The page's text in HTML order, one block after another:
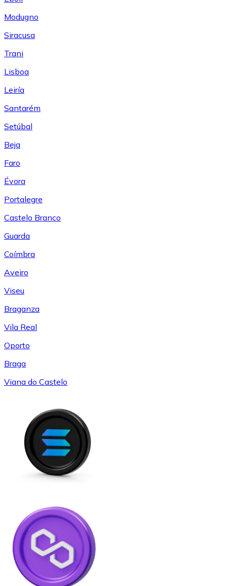
Modugno
Siracusa
Trani
Lisboa
Leiría
Santarém
Setúbal
Beja
Faro
Évora
Portalegre
Castelo Branco
Guarda
Coímbra
Aveiro
Viseu
Braganza
Vila Real
Oporto
Braga
Viana do Castelo